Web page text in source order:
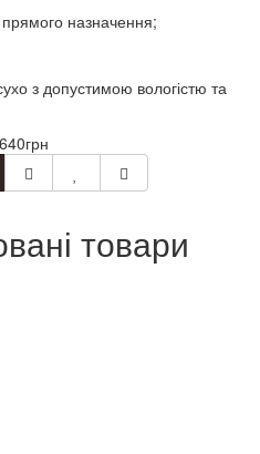
назначення;
з допустимою вологістю та
товари